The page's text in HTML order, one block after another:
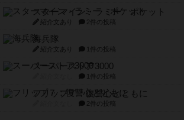
スターマイン・ラミー ポケット
紹介文あり 2件の投稿
海兵隊
紹介文あり 1件の投稿
スーパーストア3000
1件の投稿
フリップ７：復讐心とともに
2件の投稿